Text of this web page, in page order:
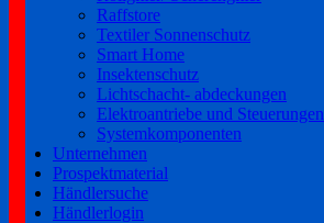
Raffstore
Textiler Sonnenschutz
Smart Home
Insektenschutz
Lichtschacht- abdeckungen
Elektroantriebe und Steuerungen
Systemkomponenten
Unternehmen
Prospektmaterial
Händlersuche
Händlerlogin